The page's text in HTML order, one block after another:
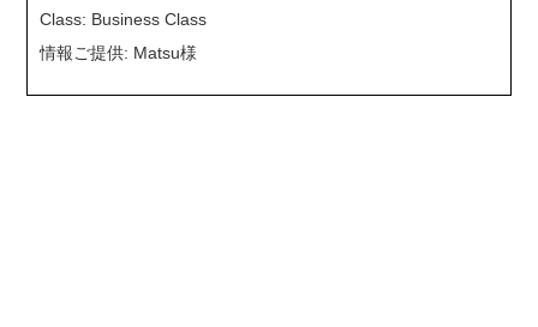
Class: Business Class
情報ご提供: Matsu様